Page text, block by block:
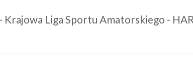
Liga Sportu Amatorskiego -